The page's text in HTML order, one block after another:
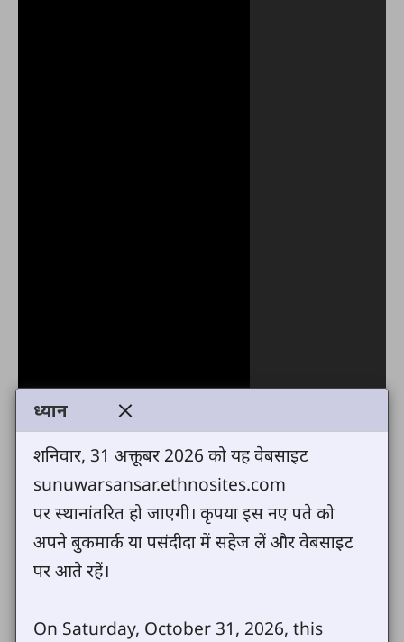
ध्यान
शनिवार, 31 अक्तूबर 2026 को यह वेबसाइट
sunuwarsansar.ethnosites.com
पर स्थानांतरित हो जाएगी। कृपया इस नए पते को
अपने बुकमार्क या पसंदीदा में सहेज लें और वेबसाइट
पर आते रहें।
On Saturday, October 31, 2026, this